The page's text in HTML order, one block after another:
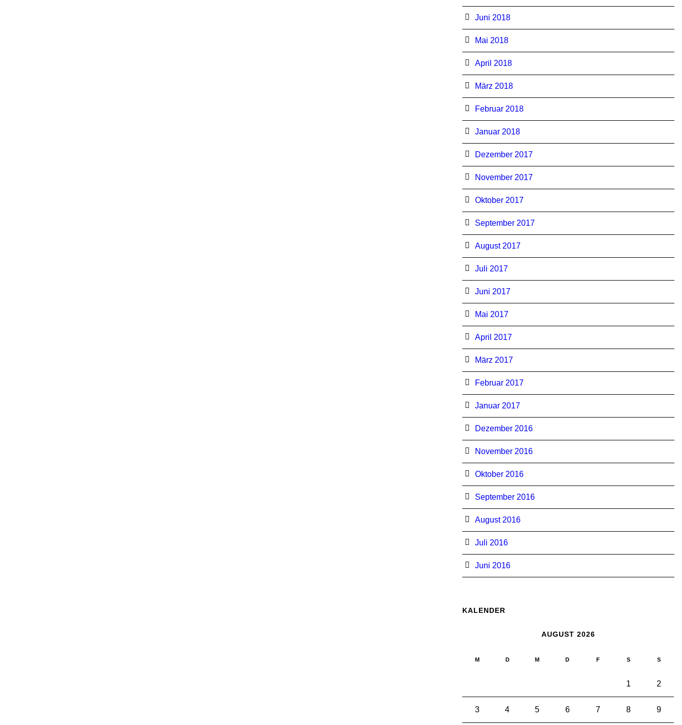
Juni 2018
Mai 2018
April 2018
März 2018
Februar 2018
Januar 2018
Dezember 2017
November 2017
Oktober 2017
September 2017
August 2017
Juli 2017
Juni 2017
Mai 2017
April 2017
März 2017
Februar 2017
Januar 2017
Dezember 2016
November 2016
Oktober 2016
September 2016
August 2016
Juli 2016
Juni 2016
KALENDER
AUGUST 2026
M D M D F S S
1 2
3 4 5 6 7 8 9